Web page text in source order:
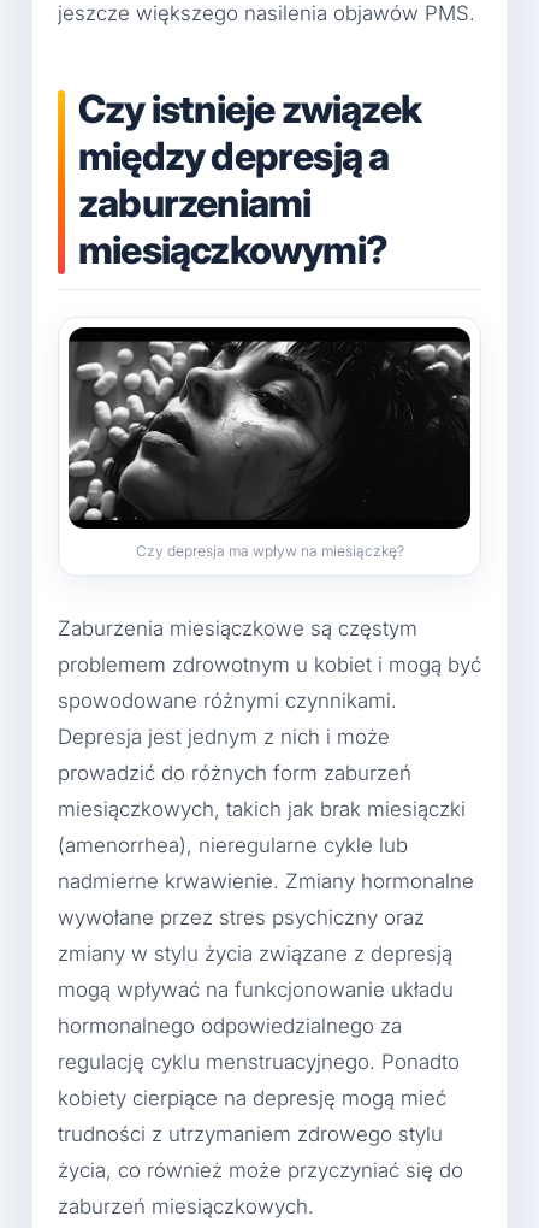
jeszcze większego nasilenia objawów PMS.
Czy istnieje związek
między depresją a
zaburzeniami
miesiączkowymi?
Czy depresja ma wpływ na miesiączkę?
Zaburzenia miesiączkowe są częstym
problemem zdrowotnym u kobiet i mogą być
spowodowane różnymi czynnikami.
Depresja jest jednym z nich i może
prowadzić do różnych form zaburzeń
miesiączkowych, takich jak brak miesiączki
(amenorrhea), nieregularne cykle lub
nadmierne krwawienie. Zmiany hormonalne
wywołane przez stres psychiczny oraz
zmiany w stylu życia związane z depresją
mogą wpływać na funkcjonowanie układu
hormonalnego odpowiedzialnego za
regulację cyklu menstruacyjnego. Ponadto
kobiety cierpiące na depresję mogą mieć
trudności z utrzymaniem zdrowego stylu
życia, co również może przyczyniać się do
zaburzeń miesiączkowych.